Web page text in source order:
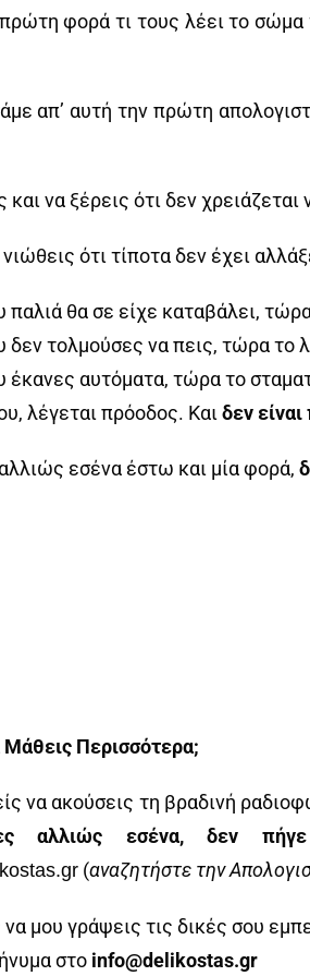
φορά τι τους λέει το
απ’ αυτή την πρώτη
και να ξέρεις ότι δεν
ότι τίποτα δεν έχει
παλιά θα σε είχε καταβάλει,
δεν τολμούσες να πεις, τώρα το
έκανες αυτόματα, τώρα το
λέγεται πρόοδος. Και δεν
εσένα έστω και μία φορά,
Μάθεις Περισσότερα;
να ακούσεις τη βραδινή
αλλιώς εσένα, δεν
(αναζητήστε την
μου γράψεις τις δικές σου
στο info@delikostas.gr